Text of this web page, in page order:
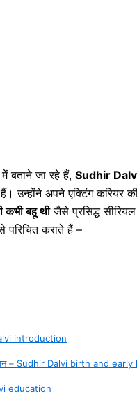
बताने जा रहे हैं, Sudhir
हैं। उन्होंने अपने एक्टिंग
कभी बहू थीजैसे प्रसिद्ध
कराते हैं –
introduction
– Sudhir Dalvi birth and early
education